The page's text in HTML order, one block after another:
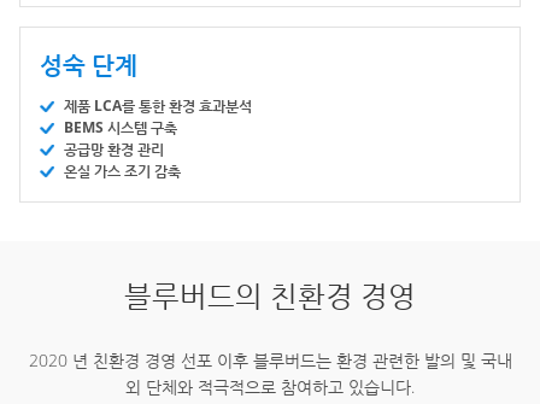
성숙 단계
제품 LCA를 통한 환경 효과분석
BEMS 시스템 구축
공급망 환경 관리
온실 가스 조기 감축
블루버드의 친환경 경영
2020 년 친환경 경영 선포 이후 블루버드는 환경 관련한 발의 및 국내
외 단체와 적극적으로 참여하고 있습니다.